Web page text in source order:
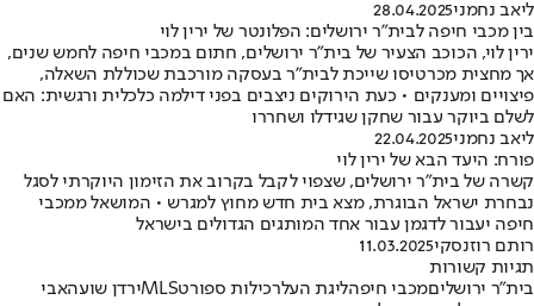
ליאב נחמני28.04.2025
בין מכבי חיפה לבית״ר ירושלים: הפלונטר של ירין לוי
ירין לוי, הכוכב הצעיר של בית"ר ירושלים, חתום במכבי חיפה לחמש שנים,
אך מחצית מכרטיסו שייכת לבית"ר בעסקה מורכבת שכוללת השאלה,
פיצויים ומענקים • כעת הירוקים ניצבים בפני דילמה כלכלית ורגשית: האם
לשלם ביוקר עבור שחקן שגידלו ושחררו
ליאב נחמני22.04.2025
פורח: היעד הבא של ירין לוי
קשרה של בית"ר ירושלים, שצפוי לקבל בקרוב את הזימון היוקרתי לסגל
נבחרת ישראל הבוגרת, מצא בית חדש מחוץ למגרש • המושאל ממכבי
חיפה יעבור לדגמן עבור אחד המותגים הגדולים בישראל
רותם רוזנסקי11.03.2025
תגיות קשורות
בית"ר ירושליםמכבי חיפהליגת העלרכילות ספורטMLSירדן שועהאבי